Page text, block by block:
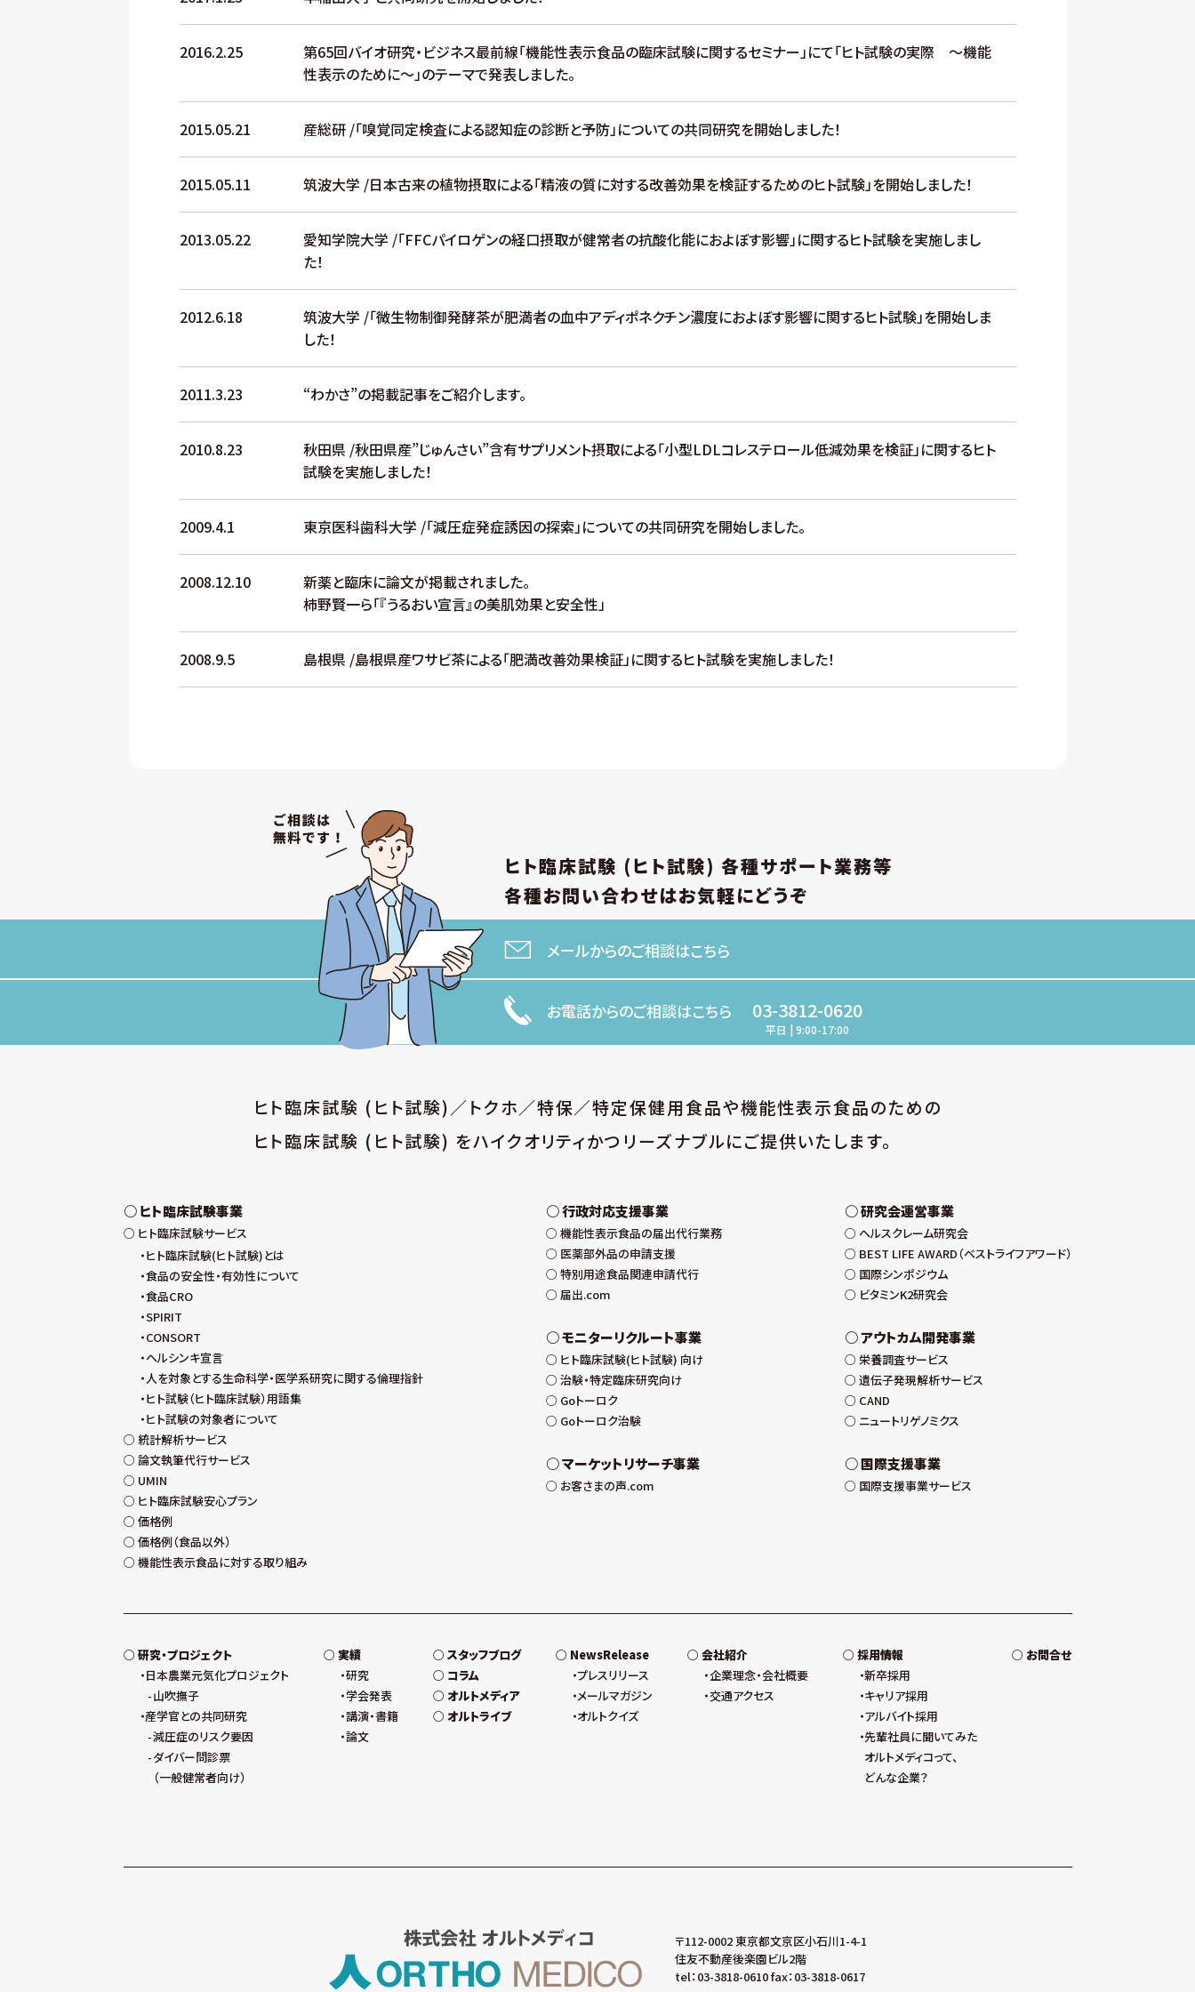
2016.2.25
第65回バイオ研究・ビジネス最前線「機能性表示食品の臨床試験に関するセミナー」にて「ヒト試験の実際 ～機能
性表示のために～」のテーマで発表しました。
2015.05.21 産総研 /「嗅覚同定検査による認知症の診断と予防」についての共同研究を開始しました！
2015.05.11 筑波大学 /日本古来の植物摂取による「精液の質に対する改善効果を検証するためのヒト試験」を開始しました！
2013.05.22
愛知学院大学 /「FFCパイロゲンの経口摂取が健常者の抗酸化能におよぼす影響」に関するヒト試験を実施しまし
た！
2012.6.18
筑波大学 /「微生物制御発酵茶が肥満者の血中アディポネクチン濃度におよぼす影響に関するヒト試験」を開始しま
した！
2011.3.23 “わかさ”の掲載記事をご紹介します。
2010.8.23
秋田県 /秋田県産”じゅんさい”含有サプリメント摂取による「小型LDLコレステロール低減効果を検証」に関するヒト
試験を実施しました！
2009.4.1 東京医科歯科大学 /「減圧症発症誘因の探索」についての共同研究を開始しました。
2008.12.10
新薬と臨床に論文が掲載されました。
柿野賢一ら「『うるおい宣言』の美肌効果と安全性」
2008.9.5 島根県 /島根県産ワサビ茶による「肥満改善効果検証」に関するヒト試験を実施しました！
ヒト臨床試験 (ヒト試験) 各種サポート業務等
各種お問い合わせはお気軽にどうぞ
メールからのご相談はこちら
お電話からのご相談はこちら 03-3812-0620
平日 | 9:00-17:00
ヒト臨床試験 (ヒト試験)／トクホ／特保／特定保健用食品や機能性表示食品のための
ヒト臨床試験 (ヒト試験) をハイクオリティかつリーズナブルにご提供いたします。
ヒト臨床試験事業
ヒト臨床試験サービス
ヒト臨床試験(ヒト試験)とは
食品の安全性・有効性について
食品CRO
SPIRIT
CONSORT
ヘルシンキ宣言
人を対象とする生命科学・医学系研究に関する倫理指針
ヒト試験（ヒト臨床試験）用語集
ヒト試験の対象者について
統計解析サービス
論文執筆代行サービス
UMIN
ヒト臨床試験安心プラン
価格例
価格例（食品以外）
機能性表示食品に対する取り組み
行政対応支援事業
機能性表示食品の届出代行業務
医薬部外品の申請支援
特別用途食品関連申請代行
届出.com
モニターリクルート事業
ヒト臨床試験(ヒト試験) 向け
治験・特定臨床研究向け
Goトーロク
Goトーロク治験
マーケットリサーチ事業
お客さまの声.com
研究会運営事業
ヘルスクレーム研究会
BEST LIFE AWARD（ベストライフアワード）
国際シンポジウム
ビタミンK2研究会
アウトカム開発事業
栄養調査サービス
遺伝子発現解析サービス
CAND
ニュートリゲノミクス
国際支援事業
国際支援事業サービス
研究・プロジェクト
日本農業元気化プロジェクト
山吹撫子
産学官との共同研究
減圧症のリスク要因
ダイバー問診票
（一般健常者向け）
実績
研究
学会発表
講演・書籍
論文
スタッフブログ
コラム
オルトメディア
オルトライブ
NewsRelease
プレスリリース
メールマガジン
オルトクイズ
会社紹介
企業理念・会社概要
交通アクセス
採用情報
新卒採用
キャリア採用
アルバイト採用
先輩社員に聞いてみた
オルトメディコって、
どんな企業？
お問合せ
〒112-0002 東京都文京区小石川1-4-1
住友不動産後楽園ビル2階
tel：03-3818-0610 fax：03-3818-0617